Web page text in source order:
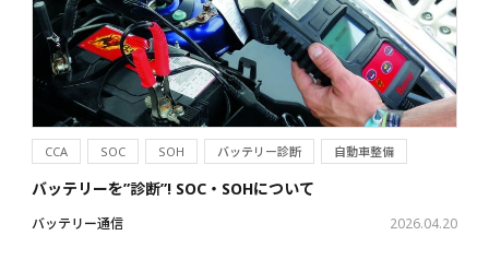
CCA SOC SOH バッテリー診断 自動車整備
バッテリーを”診断”! SOC・SOHについて
バッテリー通信 2026.04.20